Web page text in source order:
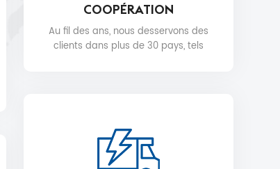
COOPÉRATION
Au fil des ans, nous desservons des
clients dans plus de 30 pays, tels